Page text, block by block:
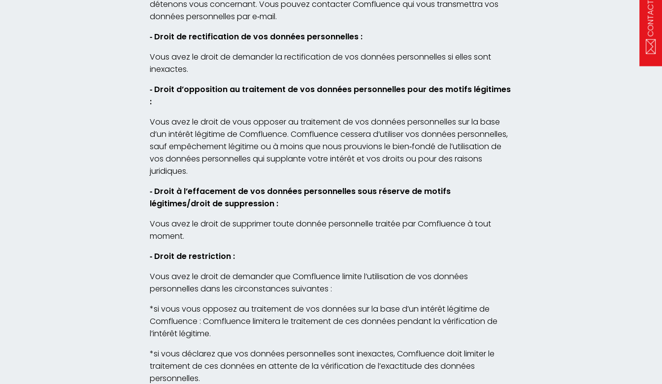
détenons vous concernant. Vous pouvez contacter Comfluence qui vous transmettra vos
données personnelles par e‐mail.
‐ Droit de rectification de vos données personnelles :
Vous avez le droit de demander la rectification de vos données personnelles si elles sont
inexactes.
‐ Droit d’opposition au traitement de vos données personnelles pour des motifs légitimes
:
Vous avez le droit de vous opposer au traitement de vos données personnelles sur la base
d’un intérêt légitime de Comfluence. Comfluence cessera d’utiliser vos données personnelles,
sauf empêchement légitime ou à moins que nous prouvions le bien‐fondé de l’utilisation de
vos données personnelles qui supplante votre intérêt et vos droits ou pour des raisons
juridiques.
‐ Droit à l’effacement de vos données personnelles sous réserve de motifs
légitimes/droit de suppression :
Vous avez le droit de supprimer toute donnée personnelle traitée par Comfluence à tout
moment.
‐ Droit de restriction :
Vous avez le droit de demander que Comfluence limite l’utilisation de vos données
personnelles dans les circonstances suivantes :
*si vous vous opposez au traitement de vos données sur la base d’un intérêt légitime de
Comfluence : Comfluence limitera le traitement de ces données pendant la vérification de
l’intérêt légitime.
*si vous déclarez que vos données personnelles sont inexactes, Comfluence doit limiter le
traitement de ces données en attente de la vérification de l’exactitude des données
personnelles.